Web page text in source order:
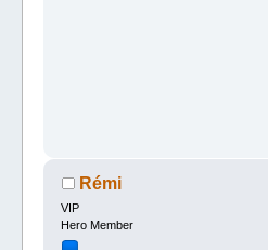
Rémi
VIP
Hero Member